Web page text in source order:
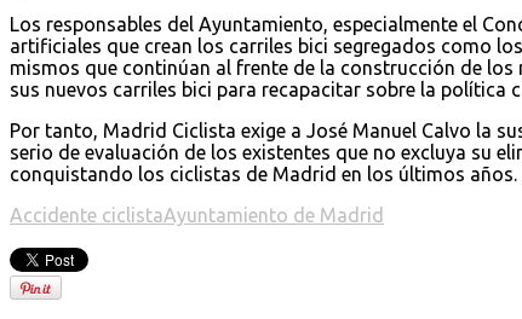
Los responsables del Ayuntamiento, especialmente el
artificiales que crean los carriles bici segregados como
mismos que continúan al frente de la construcción de los
sus nuevos carriles bici para recapacitar sobre la
Por tanto, Madrid Ciclista exige a José Manuel Calvo la
serio de evaluación de los existentes que no excluya su
conquistando los ciclistas de Madrid en los últimos años.
Accidente ciclistaAyuntamiento de Madrid